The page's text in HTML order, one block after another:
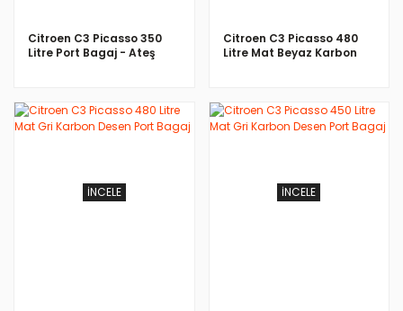
Citroen C3 Picasso 350
Litre Port Bagaj - Ateş
Citroen C3 Picasso 480
Litre Mat Beyaz Karbon
İNCELE İNCELE